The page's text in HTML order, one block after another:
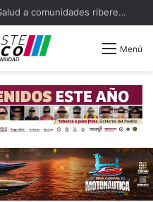
Crea Gobierno de Tabasco consejo para proteger a la primera infancia
Menú